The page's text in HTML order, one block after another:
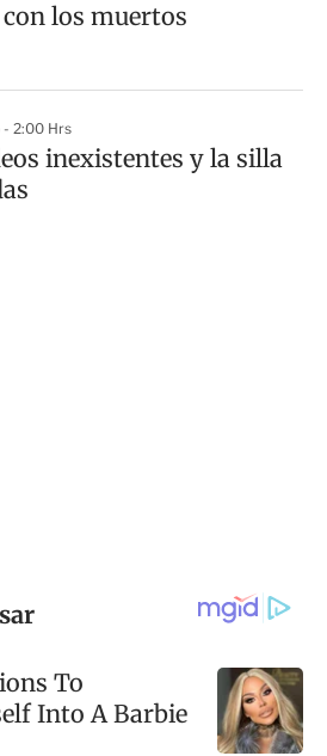
los muertos
- 2:00 Hrs
inexistentes y la silla